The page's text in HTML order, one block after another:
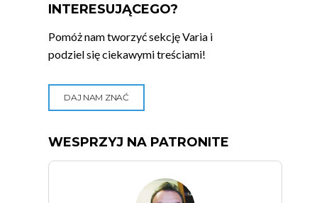
INTERESUJĄCEGO?
Pomóż nam tworzyć sekcję Varia i
podziel się ciekawymi treściami!
DAJ NAM ZNAĆ
WESPRZYJ NA PATRONITE